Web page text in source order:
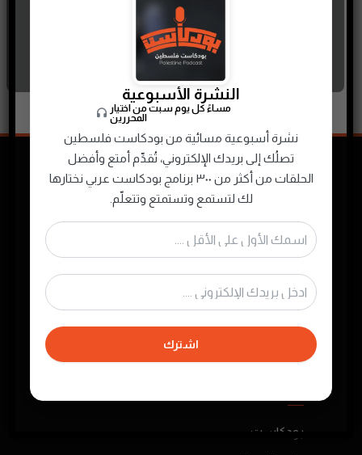
الصوتي الفلسطيني والعربي لتستمتع به في أي
وقت
بودكاست
النشرة الأسبوعية
مساءً كل يوم سبت من اختيار
المحررين
نشرة أسبوعية مسائية من بودكاست فلسطين
تصلُك إلى بريدك الإلكتروني، تُقدِّم أمتع وأفضل
الحلقات من أكثر من ٣٠٠ برنامج بودكاست عربي نختارها
لك لتستمع وتستمتع وتتعلّم.
اشترك